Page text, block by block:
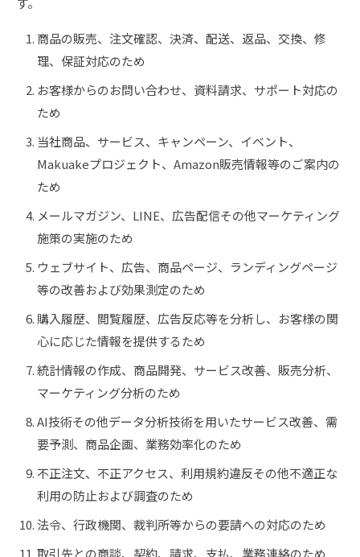
商品の販売、注文確認、決済、配送、返品、交換、修
理、保証対応のため
お客様からのお問い合わせ、資料請求、サポート対応の
ため
当社商品、サービス、キャンペーン、イベント、
Makuakeプロジェクト、Amazon販売情報等のご案内の
ため
メールマガジン、LINE、広告配信その他マーケティング
施策の実施のため
ウェブサイト、広告、商品ページ、ランディングページ
等の改善および効果測定のため
購入履歴、閲覧履歴、広告反応等を分析し、お客様の関
心に応じた情報を提供するため
統計情報の作成、商品開発、サービス改善、販売分析、
マーケティング分析のため
AI技術その他データ分析技術を用いたサービス改善、需
要予測、商品企画、業務効率化のため
不正注文、不正アクセス、利用規約違反その他不適正な
利用の防止および調査のため
法令、行政機関、裁判所等からの要請への対応のため
取引先との商談、契約、請求、支払、業務連絡のため